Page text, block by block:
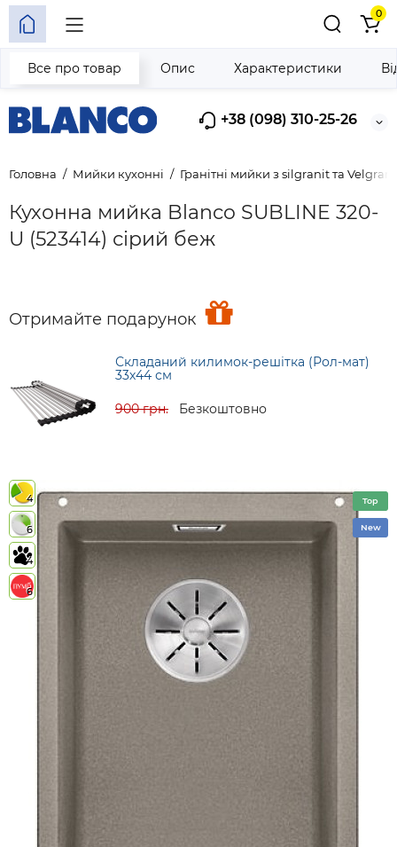
+38 (098) 310-25-26
0
Головна Мийки кухонні Гранітні мийки з silgranit та
Кухонна мийка Blanco SUBLINE 320-
U (523414) сірий беж
Отримайте подарунок
Складаний килимок-решітка (Рол-мат)
33х44 см
900 грн. Безкоштовно
Все про товар Опис Характеристики
4
6
4
6
Top
New